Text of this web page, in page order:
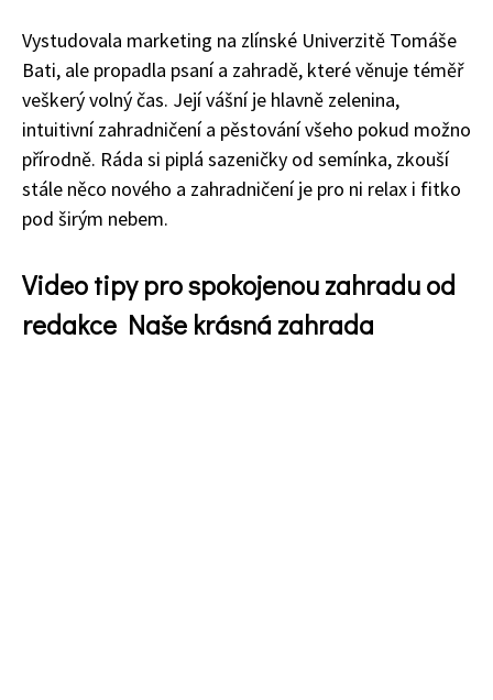
Vystudovala marketing na zlínské Univerzitě Tomáše
Bati, ale propadla psaní a zahradě, které věnuje téměř
veškerý volný čas. Její vášní je hlavně zelenina,
intuitivní zahradničení a pěstování všeho pokud možno
přírodně. Ráda si piplá sazeničky od semínka, zkouší
stále něco nového a zahradničení je pro ni relax i fitko
pod širým nebem.
Video tipy pro spokojenou zahradu od
redakce Naše krásná zahrada